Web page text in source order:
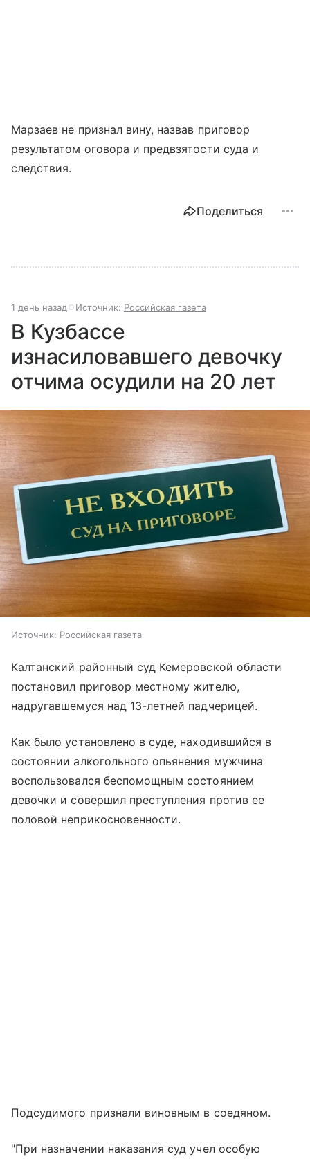
Марзаев не признал вину, назвав приговор
результатом оговора и предвзятости суда и
следствия.
Поделиться
1 день назад Источник: Российская газета
В Кузбассе
изнасиловавшего девочку
отчима осудили на 20 лет
Источник: Российская газета
Калтанский районный суд Кемеровской области
постановил приговор местному жителю,
надругавшемуся над 13-летней падчерицей.
Как было установлено в суде, находившийся в
состоянии алкогольного опьянения мужчина
воспользовался беспомощным состоянием
девочки и совершил преступления против ее
половой неприкосновенности.
Подсудимого признали виновным в соедяном.
"При назначении наказания суд учел особую